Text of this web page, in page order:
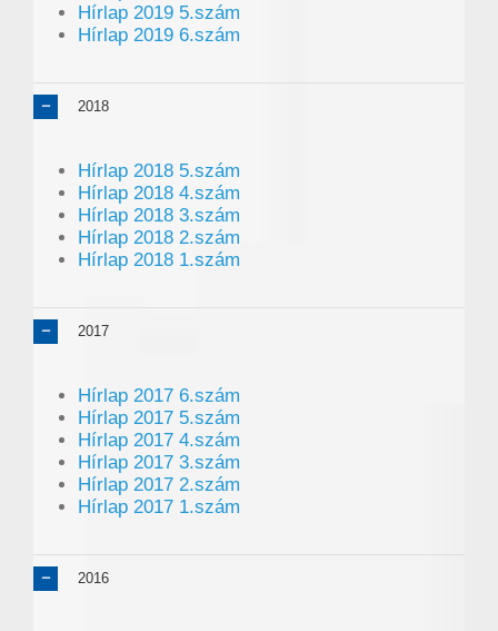
Hírlap 2019 5.szám
Hírlap 2019 6.szám
2018
Hírlap 2018 5.szám
Hírlap 2018 4.szám
Hírlap 2018 3.szám
Hírlap 2018 2.szám
Hírlap 2018 1.szám
2017
Hírlap 2017 6.szám
Hírlap 2017 5.szám
Hírlap 2017 4.szám
Hírlap 2017 3.szám
Hírlap 2017 2.szám
Hírlap 2017 1.szám
2016